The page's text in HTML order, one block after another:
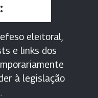
eleitoral,
e links dos
à legislação